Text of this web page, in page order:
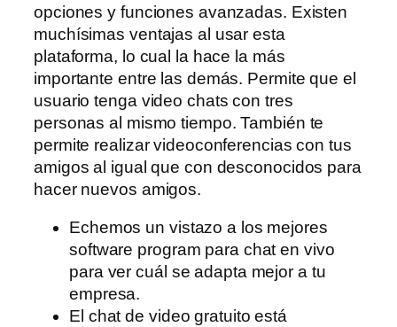
opciones y funciones avanzadas. Existen
muchísimas ventajas al usar esta
plataforma, lo cual la hace la más
importante entre las demás. Permite que el
usuario tenga video chats con tres
personas al mismo tiempo. También te
permite realizar videoconferencias con tus
amigos al igual que con desconocidos para
hacer nuevos amigos.
Echemos un vistazo a los mejores
software program para chat en vivo
para ver cuál se adapta mejor a tu
empresa.
El chat de video gratuito está